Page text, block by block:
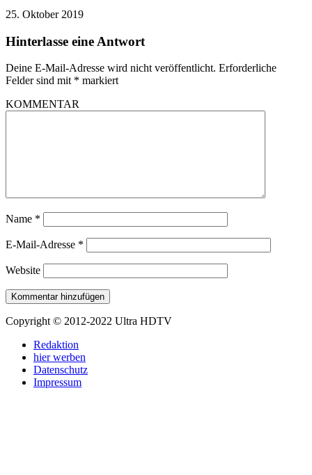
25. Oktober 2019
Hinterlasse eine Antwort
Deine E-Mail-Adresse wird nicht veröffentlicht. Erforderliche
Felder sind mit * markiert
KOMMENTAR
Name *
E-Mail-Adresse *
Website
Copyright © 2012-2022 Ultra HDTV
Redaktion
hier werben
Datenschutz
Impressum